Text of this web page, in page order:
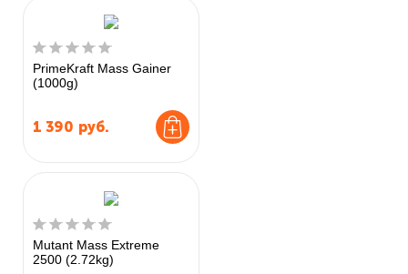
PrimeKraft Mass Gainer
(1000g)
1 390 руб.
Mutant Mass Extreme
2500 (2.72kg)